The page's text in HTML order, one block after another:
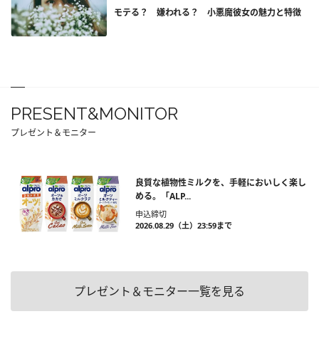
モテる？ 嫌われる？ 小悪魔彼女の魅力と特徴
PRESENT&MONITOR
プレゼント＆モニター
良質な植物性ミルクを、手軽においしく楽し
める。「ALP...
申込締切
2026.08.29（土）23:59まで
プレゼント＆モニター一覧を見る